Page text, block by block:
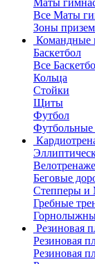
Маты
Все Маты
Зоны
Командные
Баскетбол
Все
Кольца
Стойки
Щиты
Футбол
Футбольные
Беговые
Степперы и
Гребные
Резиновая
Резиновая
Резиновая